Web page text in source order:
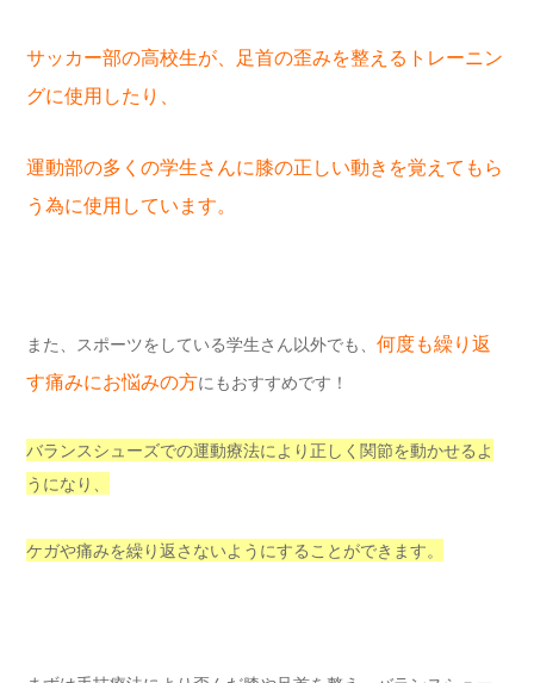
サッカー部の高校生が、足首の歪みを整えるトレーニン
グに使用したり、
運動部の多くの学生さんに膝の正しい動きを覚えてもら
う為に使用しています。
また、スポーツをしている学生さん以外でも、 何度も繰り返
す痛みにお悩みの方にもおすすめです！
バランスシューズでの運動療法により正しく関節を動かせるよ
うになり、
ケガや痛みを繰り返さないようにすることができます。